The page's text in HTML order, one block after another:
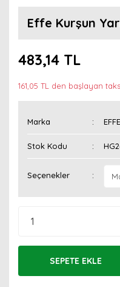
Effe Kurşun
483,14 TL
161,05 TL den başlayan
Marka EFFE
Stok Kodu
Seçenekler
SEPETE EKLE